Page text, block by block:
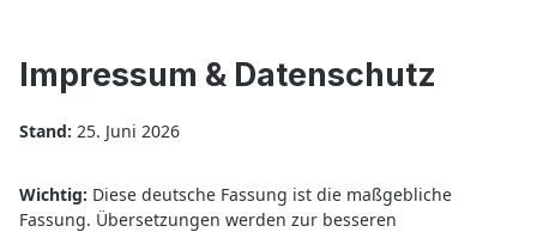
Impressum & Datenschutz
Stand: 25. Juni 2026
Wichtig: Diese deutsche Fassung ist die maßgebliche
Fassung. Übersetzungen werden zur besseren